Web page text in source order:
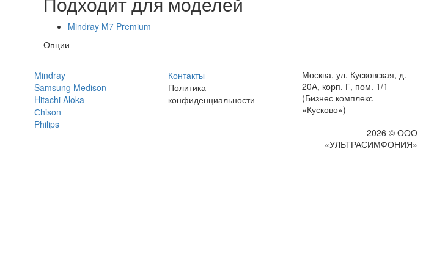
Mindray M7 Premium
Опции
Mindray
Samsung Medison
Hitachi Aloka
Сhison
Philips
Контакты
Политика
конфиденциальности
Москва, ул. Кусковская, д.
20А, корп. Г, пом. 1/1
(Бизнес комплекс
«Кусково»)
2026 © ООО
«УЛЬТРАСИМФОНИЯ»